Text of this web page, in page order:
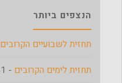
הנצפים ביותר
תחזית לשבועיים הקרובים
תחזית לימים הקרובים - 154,781 צפיות